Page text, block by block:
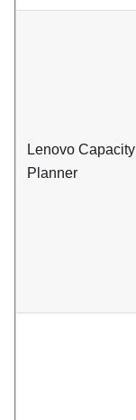
Lenovo Capacity
Planner